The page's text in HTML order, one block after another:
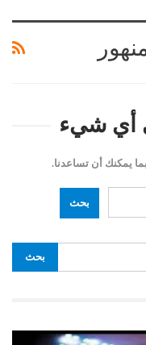
أي شيء
يمكنك أن تساعدنا.